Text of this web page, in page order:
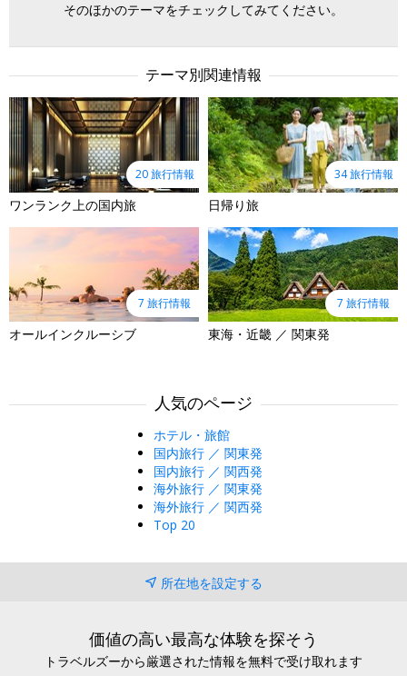
そのほかのテーマをチェックしてみてください。
テーマ別関連情報
20 旅行情報
ワンランク上の国内旅
34 旅行情報
日帰り旅
7 旅行情報
オールインクルーシブ
7 旅行情報
東海・近畿 ／ 関東発
人気のページ
ホテル・旅館
国内旅行 ／ 関東発
国内旅行 ／ 関西発
海外旅行 ／ 関東発
海外旅行 ／ 関西発
Top 20
所在地を設定する
価値の高い最高な体験を探そう
トラベルズーから厳選された情報を無料で受け取れます